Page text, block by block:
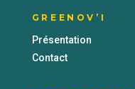
GREENOV’I
Présentation
Contact